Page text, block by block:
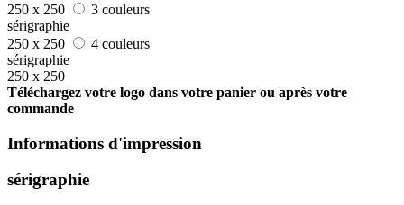
250 x 250
3 couleurs
sérigraphie
250 x 250
4 couleurs
sérigraphie
250 x 250
Téléchargez votre logo dans votre panier ou après votre
commande
Informations d'impression
sérigraphie